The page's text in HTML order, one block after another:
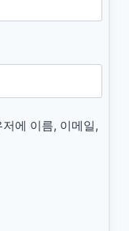
에 이름, 이메일,